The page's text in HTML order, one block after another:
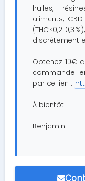
huiles,
aliments,
(THC <0,2 0,3
discrètement
Obtenez 10€
commande
par ce lien :
À bientôt
Benjamin